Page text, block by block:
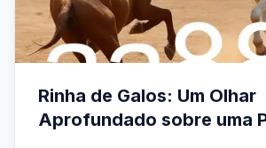
Rinha de Galos: Um Olhar
Aprofundado sobre uma
Controversial